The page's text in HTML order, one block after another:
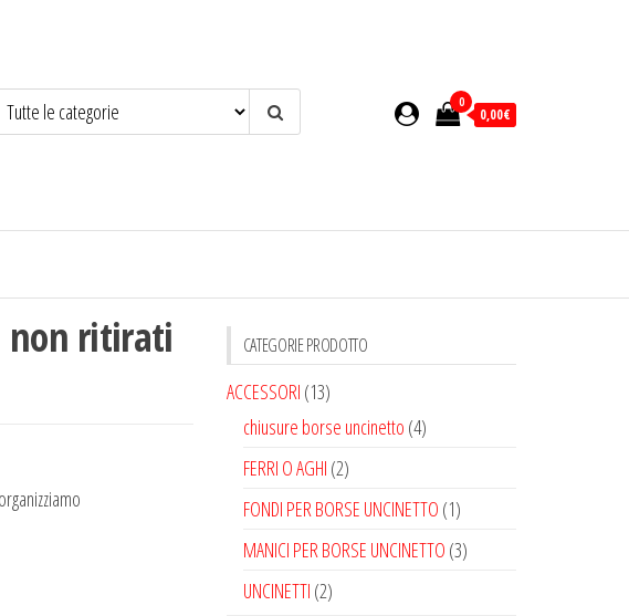
0
0,00€
non ritirati CATEGORIE PRODOTTO
ACCESSORI (13)
chiusure borse uncinetto (4)
FERRI O AGHI (2)
FONDI PER BORSE UNCINETTO (1)
MANICI PER BORSE UNCINETTO (3)
UNCINETTI (2)